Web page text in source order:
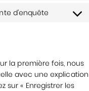
service
d’enquête
Consent
la première fois, nous
avec une explication
sur « Enregistrer les